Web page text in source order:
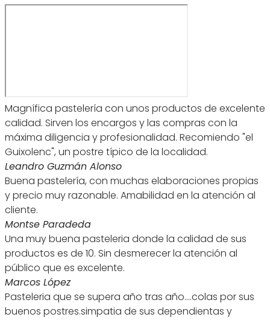
Magnífica pastelería con unos productos de excelente
calidad. Sirven los encargos y las compras con la
máxima diligencia y profesionalidad. Recomiendo "el
Guixolenc", un postre típico de la localidad.
Leandro Guzmán Alonso
Buena pastelería, con muchas elaboraciones propias
y precio muy razonable. Amabilidad en la atención al
cliente.
Montse Paradeda
Una muy buena pasteleria donde la calidad de sus
productos es de 10. Sin desmerecer la atención al
público que es excelente.
Marcos López
Pasteleria que se supera año tras año....colas por sus
buenos postres.simpatia de sus dependientas y